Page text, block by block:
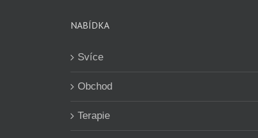
NABÍDKA
Svíce
Obchod
Terapie